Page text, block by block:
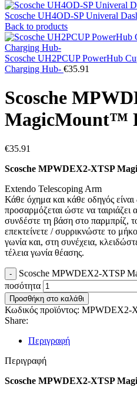
Scosche UH4OD-SP Univeral
Back to products
Scosche UH2PCUP PowerHub
Charging Hub- €35.91
Scosche
MagicMount™
€35.91
Scosche MPWDEX2-XTSP
Extendo Telescoping Arm
Κάθε όχημα και κάθε οδηγός είναι
προσαρμόζεται ώστε να
συνδέστε τη βάση στο παρμπρίζ,
επεκτείνετε / συρρικνώστε το
γωνία και, στη συνέχεια,
τέλεια γωνία θέασης.
Scosche MPWDEX2-XTSP
ποσότητα
Προσθήκη στο καλάθι
Κωδικός προϊόντος: MPWDEX2-
Share:
Περιγραφή
Περιγραφή
Scosche MPWDEX2-XTSP